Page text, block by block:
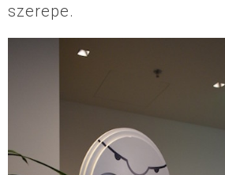
szerepe.